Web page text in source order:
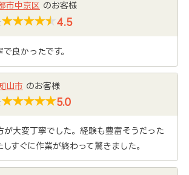
市中京区 のお客様
4.5
良かったです。
山市 のお客様
5.0
が大変丁寧でした。経験も豊富そうだった
すぐに作業が終わって驚きました。